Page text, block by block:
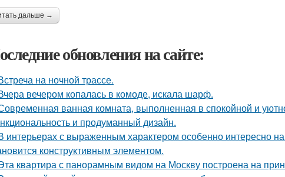
дальше →
обновления на сайте:
на ночной трассе.
вечером копалась в комоде, искала шарф.
ванная комната, выполненная в спокойной и
и продуманный дизайн.
интерьерах с выраженным характером особенно интересно
конструктивным элементом.
квартира с панорамным видом на Москву построена на